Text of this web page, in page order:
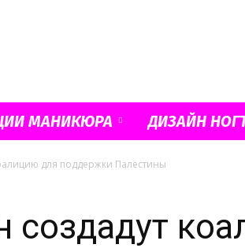
МАНИКЮРА ДИЗАЙН
для поддержки Палестины
создадут